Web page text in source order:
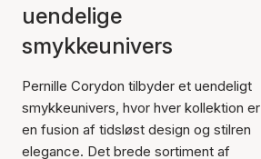
uendelige
smykkeunivers
Pernille Corydon tilbyder et uendeligt
smykkeunivers, hvor hver kollektion er
en fusion af tidsløst design og stilren
elegance. Det brede sortiment af